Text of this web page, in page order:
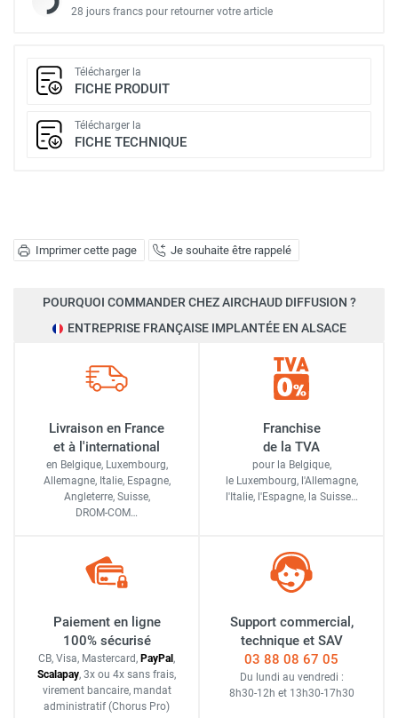
Imprimer cette page Je souhaite être rappelé
28 jours francs pour retourner votre article
Télécharger la
FICHE PRODUIT
Télécharger la
FICHE TECHNIQUE
POURQUOI COMMANDER CHEZ AIRCHAUD DIFFUSION ?
ENTREPRISE FRANÇAISE IMPLANTÉE EN ALSACE
Livraison en France
et à l'international
en Belgique, Luxembourg,
Allemagne, Italie, Espagne,
Angleterre, Suisse,
DROM-COM…
Franchise
de la TVA
pour la Belgique,
le Luxembourg, l'Allemagne,
l'Italie, l'Espagne, la Suisse…
Paiement en ligne
100% sécurisé
CB, Visa, Mastercard, PayPal ,
Scalapay, 3x ou 4x sans frais,
virement bancaire, mandat
administratif (Chorus Pro)
Support commercial,
technique et SAV
03 88 08 67 05
Du lundi au vendredi :
8h30-12h et 13h30-17h30